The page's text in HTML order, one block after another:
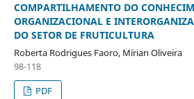
COMPARTILHAMENTO DO
ORGANIZACIONAL E
DO SETOR DE FRUTICULTURA
Roberta Rodrigues Faoro, Mírian Oliveira
98-118
PDF